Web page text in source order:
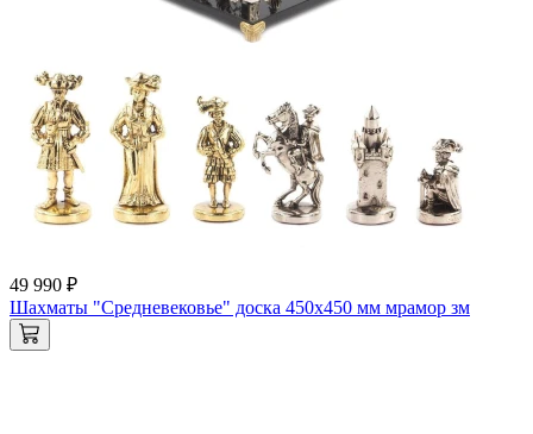
49 990 ₽
Шахматы "Средневековье" доска 450х450 мм мрамор зм